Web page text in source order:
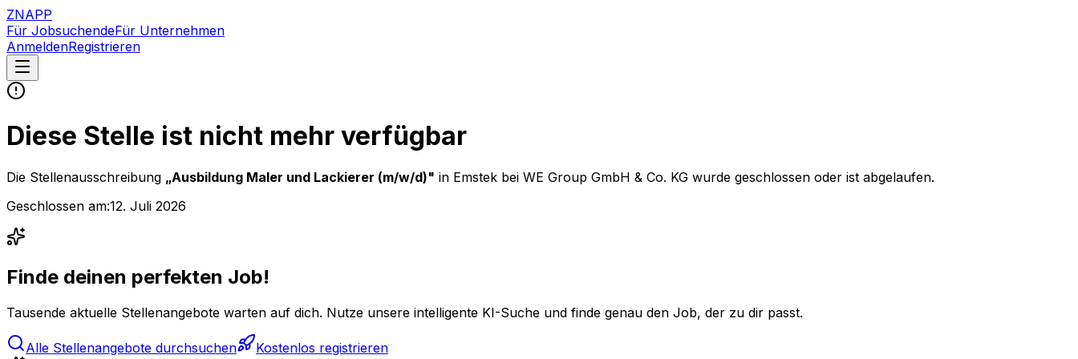
ZNAPP
Für JobsuchendeFür Unternehmen
AnmeldenRegistrieren
Diese Stelle ist nicht mehr verfügbar
Die Stellenausschreibung „Ausbildung Maler und Lackierer (m/w/d)" in Emstek bei WE Group GmbH & Co. KG wurde geschlossen oder ist abgelaufen.
Geschlossen am:12. Juli 2026
Finde deinen perfekten Job!
Tausende aktuelle Stellenangebote warten auf dich. Nutze unsere intelligente KI-Suche und finde genau den Job, der zu dir passt.
Alle Stellenangebote durchsuchen Kostenlos registrieren